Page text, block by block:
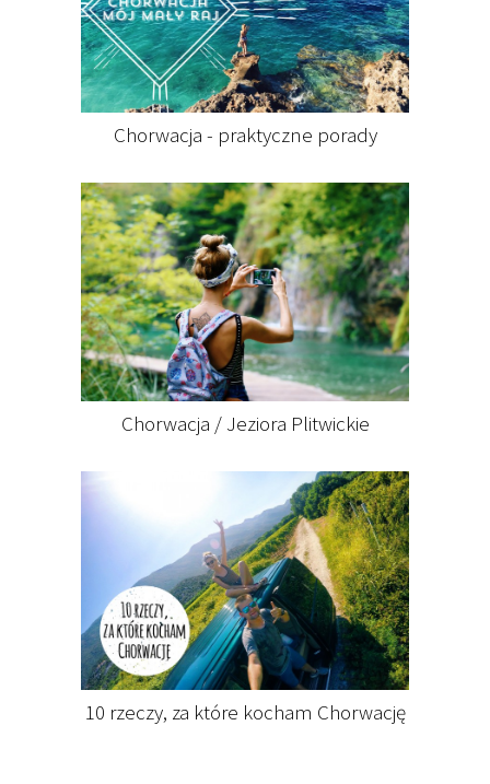
Chorwacja - praktyczne porady
Chorwacja / Jeziora Plitwickie
10 rzeczy, za które kocham Chorwację